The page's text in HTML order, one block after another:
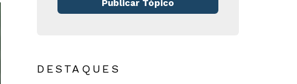
Publicar Tópico
DESTAQUES